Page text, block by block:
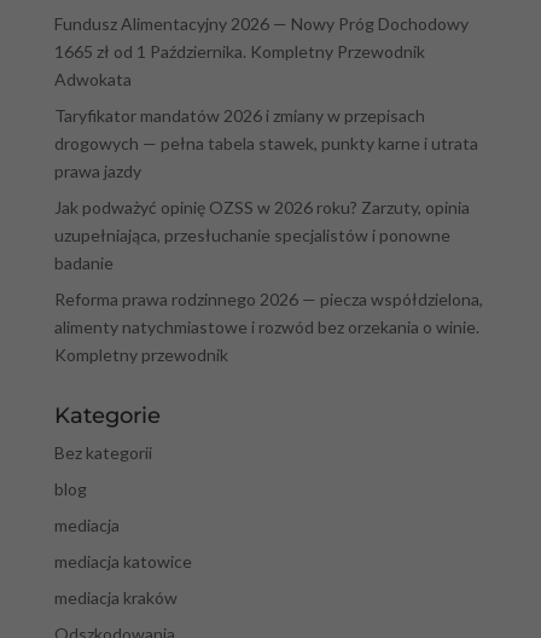
Fundusz Alimentacyjny 2026 — Nowy Próg Dochodowy
1665 zł od 1 Października. Kompletny Przewodnik
Adwokata
Taryfikator mandatów 2026 i zmiany w przepisach
drogowych — pełna tabela stawek, punkty karne i utrata
prawa jazdy
Jak podważyć opinię OZSS w 2026 roku? Zarzuty, opinia
uzupełniająca, przesłuchanie specjalistów i ponowne
badanie
Reforma prawa rodzinnego 2026 — piecza współdzielona,
alimenty natychmiastowe i rozwód bez orzekania o winie.
Kompletny przewodnik
Kategorie
Bez kategorii
blog
mediacja
mediacja katowice
mediacja kraków